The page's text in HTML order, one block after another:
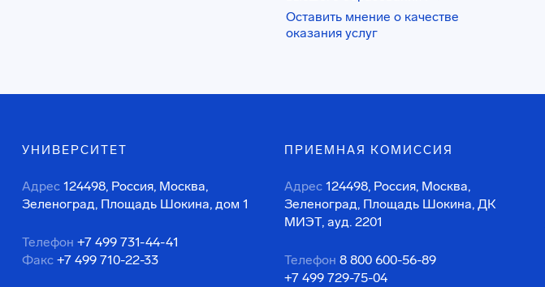
Оставить мнение о качестве
оказания услуг
УНИВЕРСИТЕТ
Адрес 124498, Россия, Москва,
Зеленоград, Площадь Шокина, дом 1
Телефон +7 499 731-44-41
Факс +7 499 710-22-33
ПРИЕМНАЯ КОМИССИЯ
Адрес 124498, Россия, Москва,
Зеленоград, Площадь Шокина, ДК
МИЭТ, ауд. 2201
Телефон 8 800 600-56-89
+7 499 729-75-04